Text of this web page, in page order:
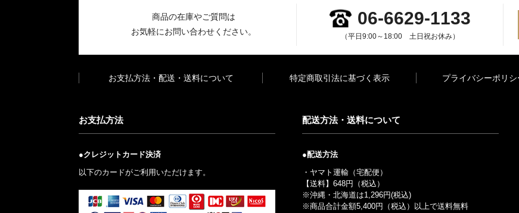
商品の在庫やご質問は
お気軽にお問い合わせください。
06-6629-1133
（平日9:00～18:00 土日祝お休み）
お支払方法・配送・送料について 特定商取引法に基づく表示 プライバシーポリシ
お支払方法
●クレジットカード決済
以下のカードがご利用いただけます。
配送方法・送料について
●配送方法
・ヤマト運輸（宅配便）
【送料】648円（税込）
※沖縄・北海道は1,296円(税込)
※商品合計金額5,400円（税込）以上で送料無料